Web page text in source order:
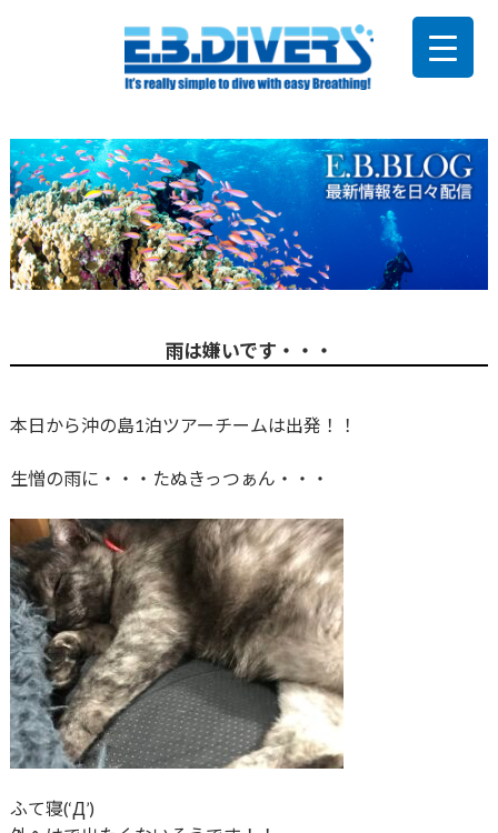
雨は嫌いです・・・
本日から沖の島1泊ツアーチームは出発！！
生憎の雨に・・・たぬきっつぁん・・・
ふて寝(‘Д’)